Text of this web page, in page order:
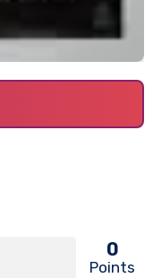
0
Points